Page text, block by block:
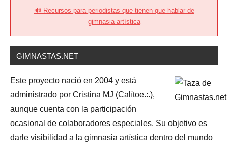
🔊 Recursos para periodistas que tienen que hablar de
gimnasia artística
GIMNASTAS.NET
Este proyecto nació en 2004 y está
administrado por Cristina MJ (Calítoe.:.),
aunque cuenta con la participación
ocasional de colaboradores especiales. Su objetivo es
darle visibilidad a la gimnasia artística dentro del mundo